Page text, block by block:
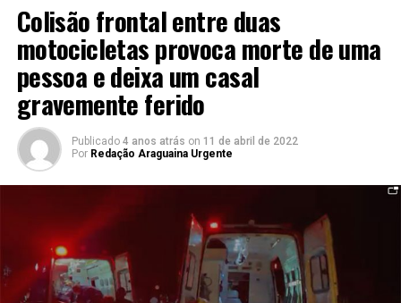
Colisão frontal entre duas
motocicletas provoca morte de uma
pessoa e deixa um casal
gravemente ferido
Publicado 4 anos atrás on 11 de abril de 2022
Por Redação Araguaina Urgente